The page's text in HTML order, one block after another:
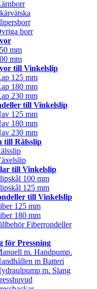
borr
mm
mm
till Vinkelslip
125 mm
180 mm
230 mm
till Vinkelslip
125 mm
180 mm
230 mm
till Rälsslip
till Vinkelslip
100 mm
125 mm
till Vinkelslip
125 mm
180 mm
Fiberrondeller
för Pressning
m. Handpump.
m Batteri
m. Slang